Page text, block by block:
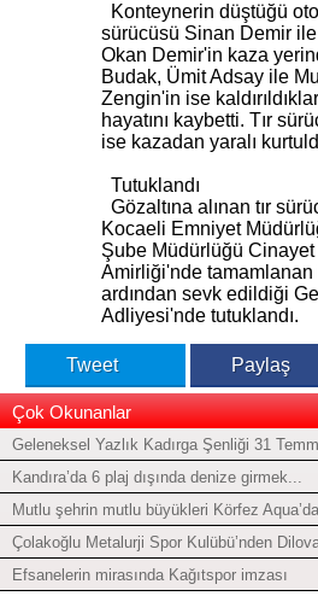
Konteynerin düştüğü
sürücüsü Sinan Demir
Okan Demir'in kaza
Budak, Ümit Adsay ile
Zengin'in ise
hayatını kaybetti. Tır
ise kazadan yaralı
Tutuklandı
Gözaltına alınan tır
Kocaeli Emniyet
Şube Müdürlüğü
Amirliği'nde
ardından sevk edildiği
Adliyesi'nde tutuklandı.
Tweet Paylaş
Çok Okunanlar
Geleneksel Yazlık Kadırga Şenliği 31
Kandıra’da 6 plaj dışında denize girmek...
Mutlu şehrin mutlu büyükleri Körfez Aqua’da
Çolakoğlu Metalurji Spor Kulübü’nden
Efsanelerin mirasında Kağıtspor imzası